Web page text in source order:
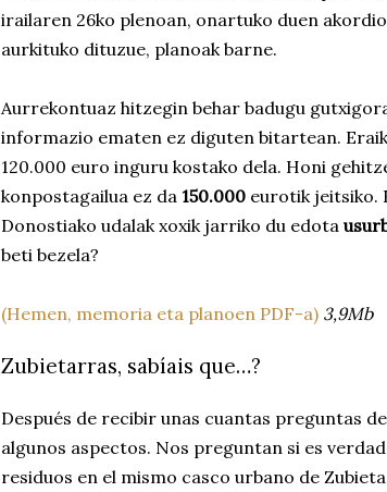
irailaren 26ko plenoan, onartuko duen
aurkituko dituzue, planoak barne.
Aurrekontuaz hitzegin behar badugu
informazio ematen ez diguten bitartean.
120.000 euro inguru kostako dela. Honi
konpostagailua ez da 150.000 eurotik jeitsiko.
Donostiako udalak xoxik jarriko du edota
beti bezela?
(Hemen, memoria eta planoen PDF-a) 3,9Mb
Zubietarras, sabíais que…?
Después de recibir unas cuantas preguntas
algunos aspectos. Nos preguntan si es
residuos en el mismo casco urbano de